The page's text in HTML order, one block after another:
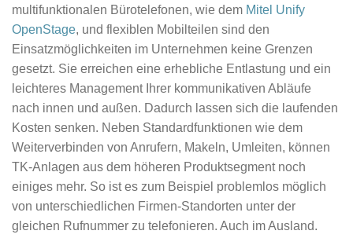
multifunktionalen Bürotelefonen, wie dem Mitel Unify
OpenStage, und flexiblen Mobilteilen sind den
Einsatzmöglichkeiten im Unternehmen keine Grenzen
gesetzt. Sie erreichen eine erhebliche Entlastung und ein
leichteres Management Ihrer kommunikativen Abläufe
nach innen und außen. Dadurch lassen sich die laufenden
Kosten senken. Neben Standardfunktionen wie dem
Weiterverbinden von Anrufern, Makeln, Umleiten, können
TK-Anlagen aus dem höheren Produktsegment noch
einiges mehr. So ist es zum Beispiel problemlos möglich
von unterschiedlichen Firmen-Standorten unter der
gleichen Rufnummer zu telefonieren. Auch im Ausland.